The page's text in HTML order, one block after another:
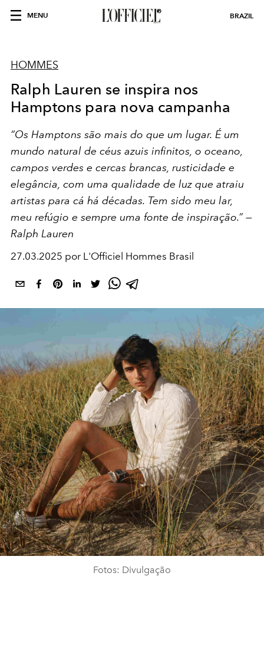
MENU BRAZIL
HOMMES
Ralph Lauren se inspira nos
Hamptons para nova campanha
“Os Hamptons são mais do que um lugar. É um
mundo natural de céus azuis infinitos, o oceano,
campos verdes e cercas brancas, rusticidade e
elegância, com uma qualidade de luz que atraiu
artistas para cá há décadas. Tem sido meu lar,
meu refúgio e sempre uma fonte de inspiração.” —
Ralph Lauren
27.03.2025 por L'Officiel Hommes Brasil
Fotos: Divulgação